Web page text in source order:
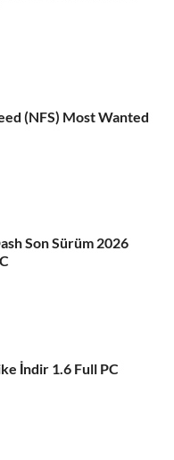
(NFS) Most Wanted
Son Sürüm 2026
İndir 1.6 Full PC